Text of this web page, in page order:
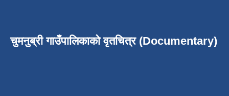
चुमनुब्री गाउँपालिकाको वृतचित्र (Documentary)